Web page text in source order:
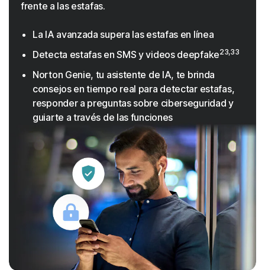
frente a las estafas.
La IA avanzada supera las estafas en línea
Detecta estafas en SMS y videos deepfake23,33
Norton Genie, tu asistente de IA, te brinda
consejos en tiempo real para detectar estafas,
responder a preguntas sobre ciberseguridad y
guiarte a través de las funciones